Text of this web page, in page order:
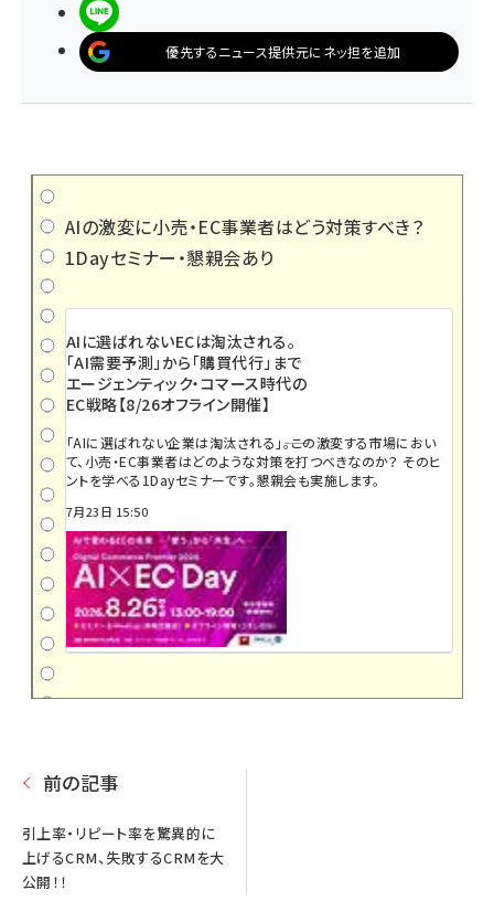
優先するニュース提供元にネッ担を追加
AIの激変に小売・EC事業者はどう対策すべき？
1Dayセミナー・懇親会あり
AIに選ばれないECは淘汰される。
「AI需要予測」から「購買代行」まで
エージェンティック・コマース時代の
EC戦略【8/26オフライン開催】
「AIに選ばれない企業は淘汰される」――。この激変する市場におい
て、小売・EC事業者はどのような対策を打つべきなのか？ そのヒ
ントを学べる1Dayセミナーです。懇親会も実施します。
7月23日 15:50
前の記事
引上率・リピート率を驚異的に
上げるCRM、失敗するCRMを大
公開！！